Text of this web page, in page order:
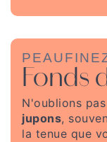
Fonds
N'oublions
jupons,
la tenue que